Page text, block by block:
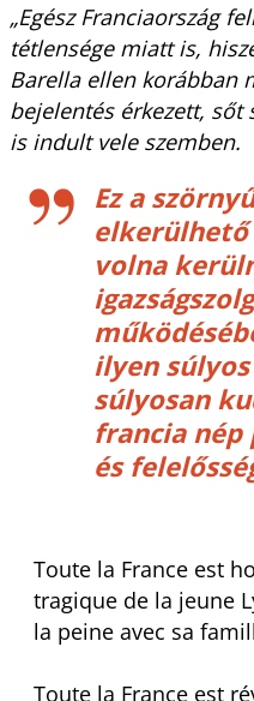
„Egész Franciaország
tétlensége miatt is,
Barella ellen korábban
bejelentés érkezett,
is indult vele szemben.
Ez a
volna
ilyen
súlyosan
francia nép
és
Toute la France est
tragique de la jeune
la peine avec sa
Toute la France est